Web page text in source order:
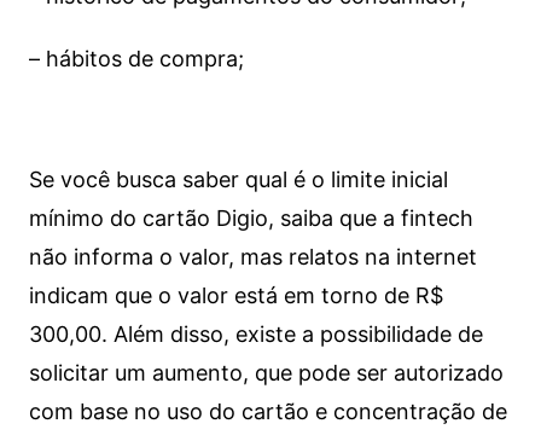
– hábitos de compra;
Se você busca saber qual é o limite inicial
mínimo do cartão Digio, saiba que a fintech
não informa o valor, mas relatos na internet
indicam que o valor está em torno de R$
300,00. Além disso, existe a possibilidade de
solicitar um aumento, que pode ser autorizado
com base no uso do cartão e concentração de